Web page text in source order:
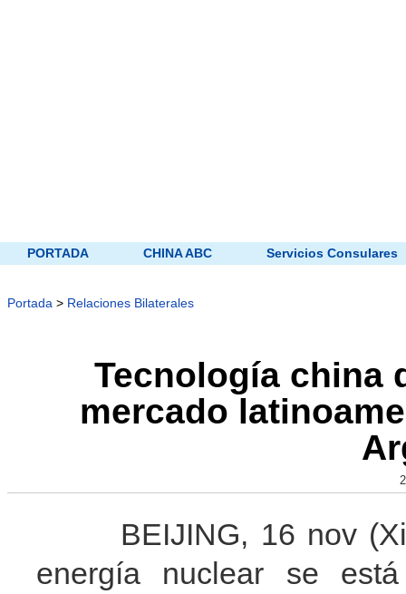
PORTADA CHINA ABC Servicios Consulares
Portada > Relaciones Bilaterales
Tecnología china
mercado
BEIJING, 16 nov
energía nuclear se